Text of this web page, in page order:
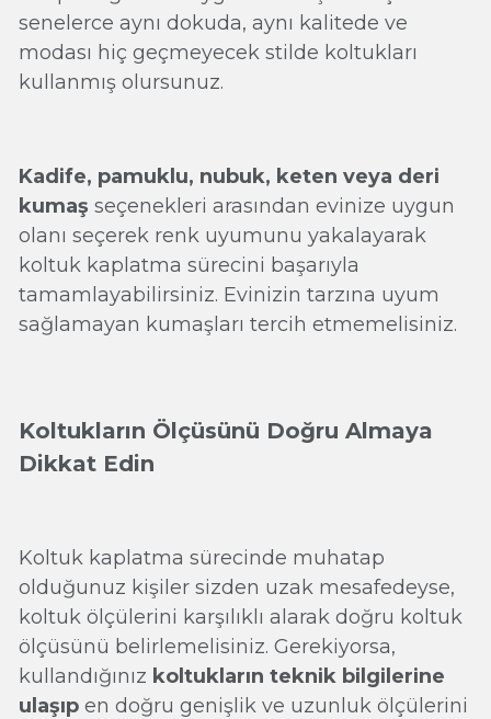
senelerce aynı dokuda, aynı kalitede ve
modası hiç geçmeyecek stilde koltukları
kullanmış olursunuz.
Kadife, pamuklu, nubuk, keten veya deri
kumaş seçenekleri arasından evinize uygun
olanı seçerek renk uyumunu yakalayarak
koltuk kaplatma sürecini başarıyla
tamamlayabilirsiniz. Evinizin tarzına uyum
sağlamayan kumaşları tercih etmemelisiniz.
Koltukların Ölçüsünü Doğru Almaya
Dikkat Edin
Koltuk kaplatma sürecinde muhatap
olduğunuz kişiler sizden uzak mesafedeyse,
koltuk ölçülerini karşılıklı alarak doğru koltuk
ölçüsünü belirlemelisiniz. Gerekiyorsa,
kullandığınız koltukların teknik bilgilerine
ulaşıp en doğru genişlik ve uzunluk ölçülerini